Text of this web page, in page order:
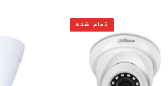
تمام شده